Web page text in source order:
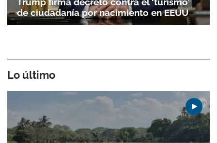
de ciudadanía por nacimiento en EEUU
Lo último